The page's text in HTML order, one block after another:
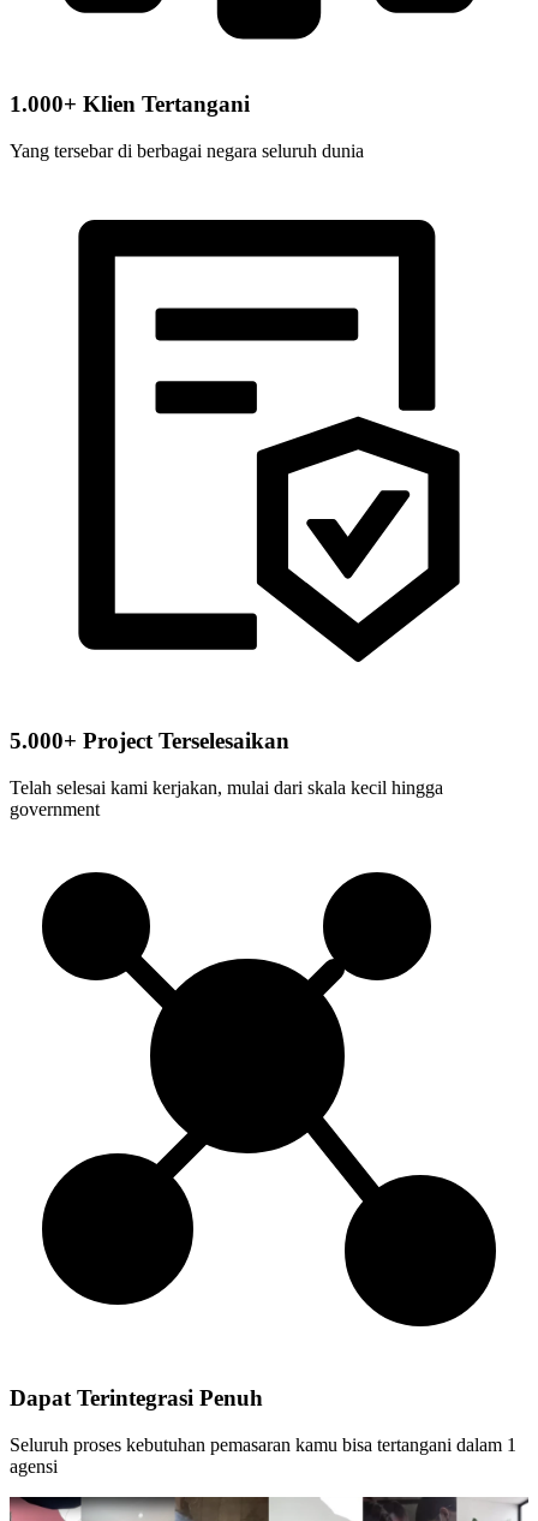
1.000+ Klien Tertangani
Yang tersebar di berbagai negara seluruh dunia
5.000+ Project Terselesaikan
Telah selesai kami kerjakan, mulai dari skala kecil hingga
government
Dapat Terintegrasi Penuh
Seluruh proses kebutuhan pemasaran kamu bisa tertangani dalam 1
agensi